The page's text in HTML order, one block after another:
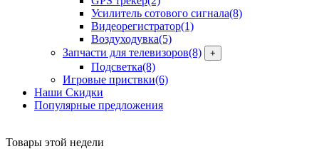
Усилитель сотового сигнала(8)
Видеорегистратор(1)
Воздуходувка(5)
Запчасти для телевизоров(8) +
Подсветка(8)
Игровые приствки(6)
Наши Скидки
Популярные предложения
Товары этой недели